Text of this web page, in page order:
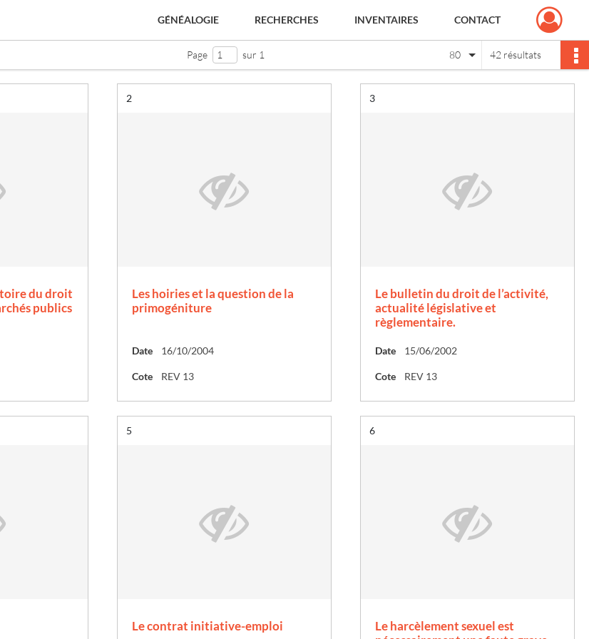
GÉNÉALOGIE RECHERCHES INVENTAIRES CONTACT
Page sur 1 42 résultats
80
du droit
publics
Résultat n°
2
Les hoiries et la question de la
primogéniture
Date 16/10/2004
Cote REV 13
Résultat n°
3
Le bulletin du droit de l’activité,
actualité législative et
règlementaire.
Date 15/06/2002
Cote REV 13
Résultat n°
5
Le contrat initiative-emploi
Résultat n°
6
Le harcèlement sexuel est